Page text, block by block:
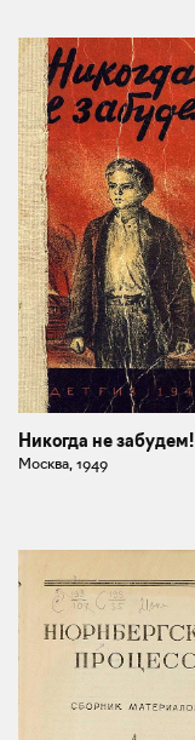
Никогда не забудем!
Москва, 1949